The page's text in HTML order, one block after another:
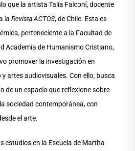
que la artista Talía Falconí, docente
la Revista ACTOS, de Chile. Esta es
perteneciente a la Facultad de
Academia de Humanismo Cristiano,
promover la investigación en
artes audiovisuales. Con ello, busca
de un espacio que reflexione sobre
sociedad contemporánea, con
el arte.
estudios en la Escuela de Martha